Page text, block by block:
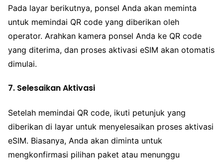
Pada layar berikutnya, ponsel Anda akan meminta
untuk memindai QR code yang diberikan oleh
operator. Arahkan kamera ponsel Anda ke QR code
yang diterima, dan proses aktivasi eSIM akan otomatis
dimulai.
7. Selesaikan Aktivasi
Setelah memindai QR code, ikuti petunjuk yang
diberikan di layar untuk menyelesaikan proses aktivasi
eSIM. Biasanya, Anda akan diminta untuk
mengkonfirmasi pilihan paket atau menunggu